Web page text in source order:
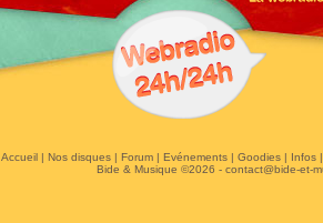
Accueil| Nos disques| Forum| Evénements| Goodies| Infos
Bide & Musique ©2026 - contact@bide-et-